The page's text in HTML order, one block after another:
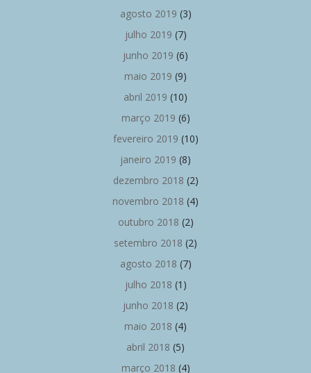
agosto 2019 (3)
julho 2019 (7)
junho 2019 (6)
maio 2019 (9)
abril 2019 (10)
março 2019 (6)
fevereiro 2019 (10)
janeiro 2019 (8)
dezembro 2018 (2)
novembro 2018 (4)
outubro 2018 (2)
setembro 2018 (2)
agosto 2018 (7)
julho 2018 (1)
junho 2018 (2)
maio 2018 (4)
abril 2018 (5)
março 2018 (4)